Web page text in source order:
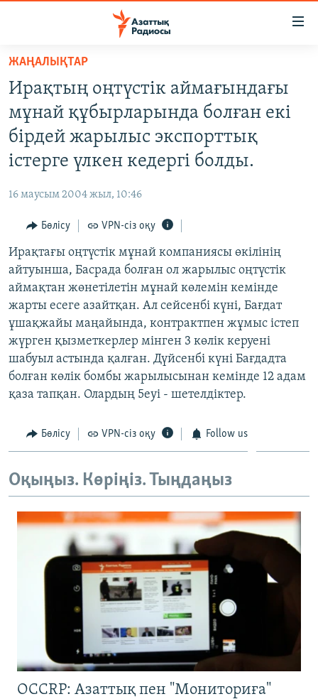
Skip
main
content
Skip
main
Skip
Search
САЯСАТ
AZATTYQTV
ӘЛЕУМЕТ
ӘЛЕМ
АРНАЙЫ ЖОБАЛАР
Русский
ЖАЗЫЛЫҢЫЗ
Басқа тілдерде
ЖАҢАЛЫҚТАР
Ирақтың оңтүстік аймағындағы
мұнай құбырларында болған екі
бірдей жарылыс экспорттық
істерге үлкен кедергі болды.
16 маусым 2004 жыл, 10:46
Бөлісу VPN-сіз оқу
Ирақтағы оңтүстік мұнай компаниясы өкілінің
айтуынша, Басрада болған ол жарылыс оңтүстік
аймақтан жөнетілетін мұнай көлемін кемінде
жарты есеге азайтқан. Ал сейсенбі күні, Бағдат
ұшақжайы маңайында, контрактпен жұмыс істеп
жүрген қызметкерлер мінген 3 көлік керуені
шабуыл астында қалған. Дүйсенбі күні Бағдадта
болған көлік бомбы жарылысынан кемінде 12 адам
қаза тапқан. Олардың 5еуі - шетелдіктер.
Бөлісу VPN-сіз оқу Follow us
Оқыңыз. Көріңіз. Тыңдаңыз
OCCRP: Азаттық пен "Мониториға"